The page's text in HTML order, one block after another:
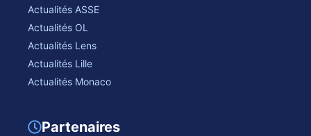
Actualités ASSE
Actualités OL
Actualités Lens
Actualités Lille
Actualités Monaco
Partenaires